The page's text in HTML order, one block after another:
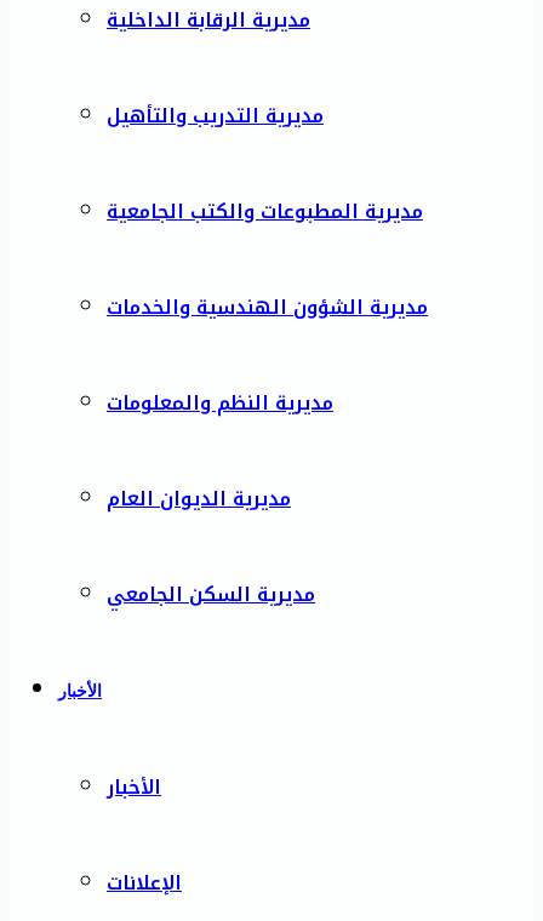
مديرية الرقابة الداخلية
مديرية التدريب والتأهيل
مديرية المطبوعات والكتب الجامعية
مديرية الشؤون الهندسية والخدمات
مديرية النظم والمعلومات
مديرية الديوان العام
مديرية السكن الجامعي
الأخبار
الأخبار
الإعلانات